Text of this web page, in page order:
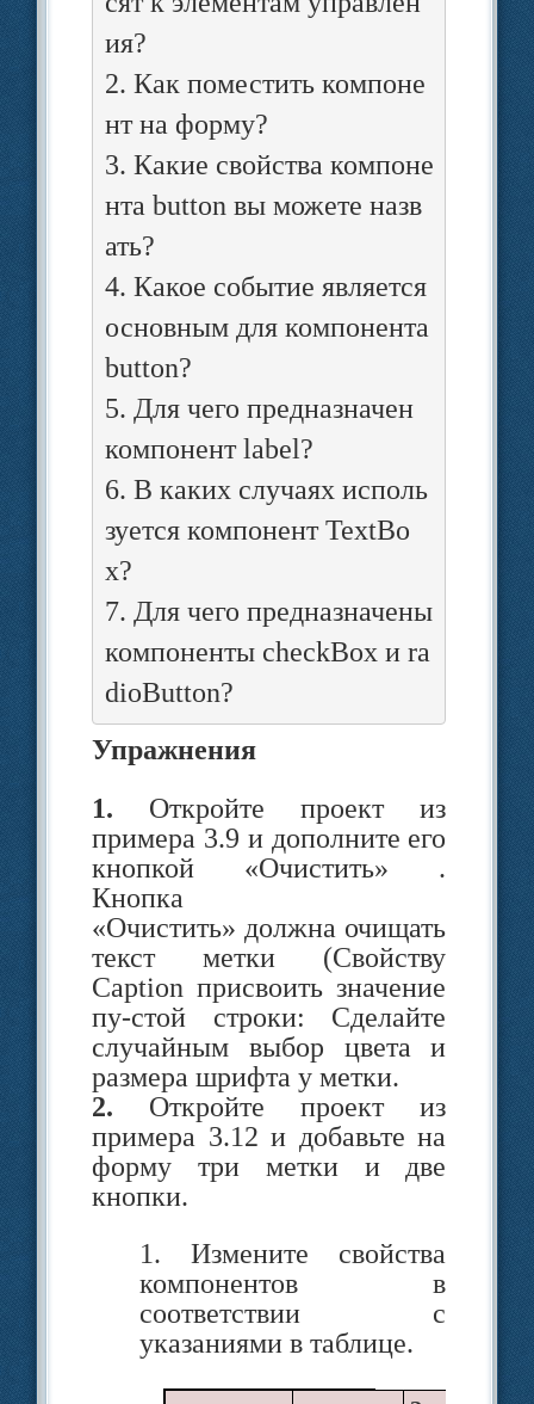
Радиокнопка
(RadioButton)
Список (ListBox)
Выпадающий список
(ComboBox)
Рисунок (PictureBox)
Внешний вид этих
компонентов на форме был
представлен в примере 1.4.
компо­нентов показаны в
примерах 3.2 и 3.3.
Одним из наиболее
используемых компонентов
палитрыКомпоненты
является компонент Таймер
(Timer).
ПалитраМеню и панели
инстру­ментов
компоненты, необ­ходимые
для создания главного меню
программы или
контекстных меню для
различных объектов,
помещен­ных на форму.
Палитры Печатьи
Диалоговые окнасодержат
компоненты, обеспечи­
вающие стандартные
диалоги опера­ционной
системы: открытие и сохра­
нение файла, выбор цвета,
установки параметров
шрифта, настройки прин­
тера и управление печатью.
ПалитраДанныесодержит
ком­поненты для работы с
ия?
2. Как поместить компоне
нт на форму?
3. Какие свойства компоне
нта button вы можете назв
ать?
4. Какое событие является
основным для компонента
button?
5. Для чего предназначен
компонент label?
6. В каких случаях исполь
зуется компонент TextBo
x?
7. Для чего предназначены
компоненты checkBox и ra
Упражнения
1. Откройте проект из
примера 3.9 и дополните его
кнопкой «Очистить» .
Кнопка
«Очистить» должна очищать
текст метки (Свойству
Caption присвоить значение
пу-стой строки: Сделайте
случайным выбор цвета и
размера шрифта у метки.
2. Откройте проект из
примера 3.12 и добавьте на
форму три метки и две
кнопки.
1. Измените свойства
компонентов в
соответствии с
указаниями в таблице.